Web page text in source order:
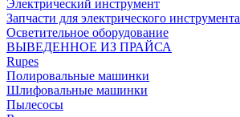
Электрический инструмент
Запчасти для электрического инструмента
Осветительное оборудование
ВЫВЕДЕННОЕ ИЗ ПРАЙСА
Rupes
Полировальные машинки
Шлифовальные машинки
Пылесосы